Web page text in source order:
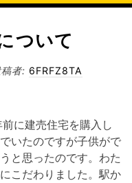
ついて
者: 6FRFZ8TA
に建売住宅を購入し
いたのですが子供がで
と思ったのです。わた
こだわりました。駅か